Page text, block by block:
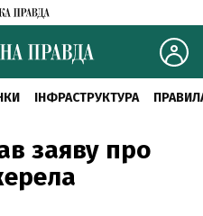
ІНФРАСТРУКТУРА
заяву про